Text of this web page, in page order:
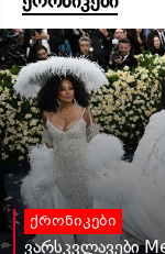
ქრონიკები
ვარსკვლავები